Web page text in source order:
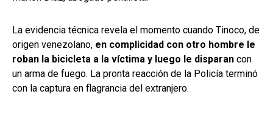
La evidencia técnica revela el momento cuando Tinoco, de
origen venezolano, en complicidad con otro hombre le
roban la bicicleta a la víctima y luego le disparan con
un arma de fuego. La pronta reacción de la Policía terminó
con la captura en flagrancia del extranjero.